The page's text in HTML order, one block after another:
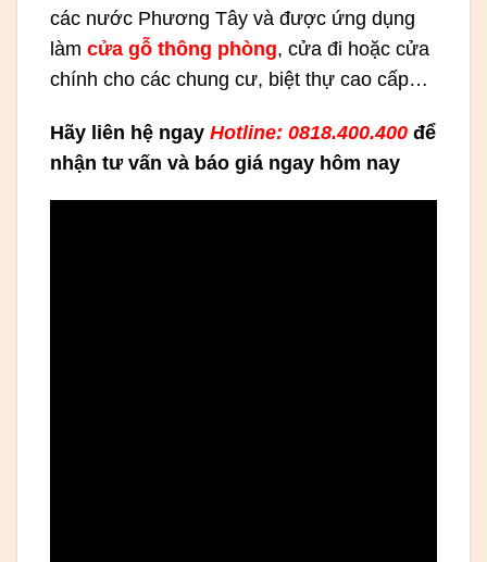
các nước Phương Tây và được ứng dụng
làm cửa gỗ thông phòng, cửa đi hoặc cửa
chính cho các chung cư, biệt thự cao cấp…
Hãy liên hệ ngay Hotline: 0818.400.400 để
nhận tư vấn và báo giá ngay hôm nay